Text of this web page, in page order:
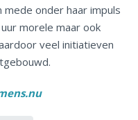
mede onder haar impuls
morele maar ook
veel initiatieven